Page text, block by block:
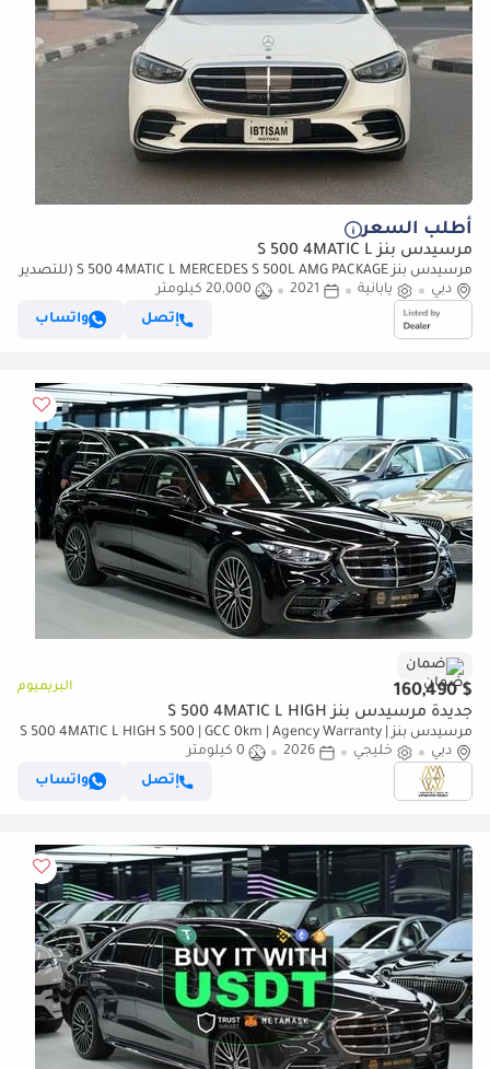
أطلب السعر
مرسيدس بنز S 500 4MATIC L
مرسيدس بنز S 500 4MATIC L MERCEDES S 500L AMG PACKAGE (للتصدير
فقط)
دبي يابانية 2021
20,000 كيلومتر
إتصل
واتساب
ضمان
$ 160,490 البريميوم
جديدة مرسيدس بنز S 500 4MATIC L HIGH
مرسيدس بنز S 500 4MATIC L HIGH S 500 | GCC 0km | Agency Warranty |
AMG Package
دبي خليجي 2026
0 كيلومتر
إتصل
واتساب